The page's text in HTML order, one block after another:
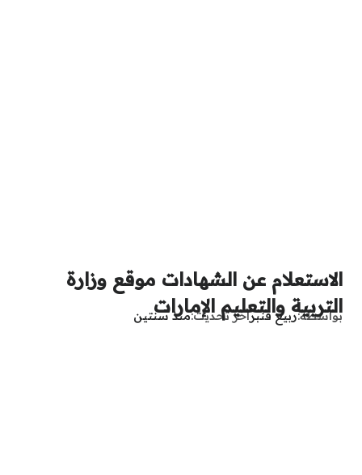
الاستعلام عن الشهادات موقع وزارة
التربية والتعليم الإمارات
بواسطةربيع قنبرآخر تحديثمنذ سنتين